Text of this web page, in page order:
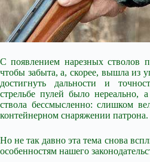
С появлением нарезных стволов
чтобы забыта, а, скорее, вышла из
достигнуть дальности и
стрельбе пулей было нереально,
ствола бессмысленно: слишком
контейнерном снаряжении патрона.
Но не так давно эта тема снова
особенностям нашего